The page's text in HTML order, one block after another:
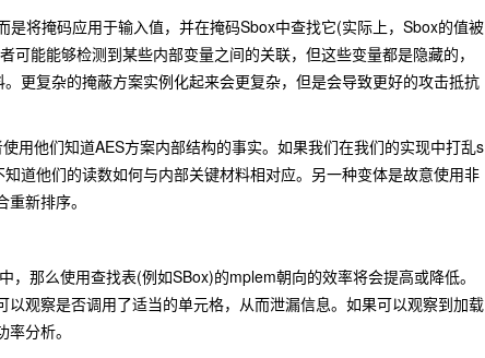
是将掩码应用于输入值，并在掩码Sbox中查找它(实际上，Sbox的值被
可能能够检测到某些内部变量之间的关联，但这些变量都是隐藏的，
更复杂的掩蔽方案实例化起来会更复杂，但是会导致更好的攻击抵抗
用他们知道AES方案内部结构的事实。如果我们在我们的实现中打乱s
道他们的读数如何与内部关键材料相对应。另一种变体是故意使用非
新排序。
，那么使用查找表(例如SBox)的mplem朝向的效率将会提高或降低。
观察是否调用了适当的单元格，从而泄漏信息。如果可以观察到加载
分析。